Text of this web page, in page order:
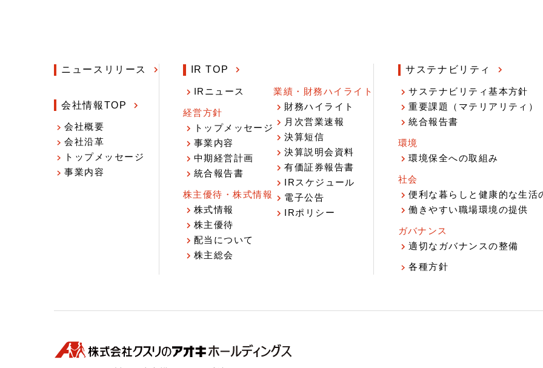
ニュースリリース
会社情報TOP
会社概要
会社沿革
トップメッセージ
事業内容
IR TOP
IRニュース
経営方針
トップメッセージ
事業内容
中期経営計画
統合報告書
株主優待・株式情報
株式情報
株主優待
配当について
株主総会
業績・財務ハイライト
財務ハイライト
月次営業速報
決算短信
決算説明会資料
有価証券報告書
IRスケジュール
電子公告
IRポリシー
サステナビリティ
サステナビリティ基本方針
重要課題（マテリアリティ）
統合報告書
環境
環境保全への取組み
社会
便利な暮らしと健康的な生活
働きやすい職場環境の提供
ガバナンス
適切なガバナンスの整備
各種方針